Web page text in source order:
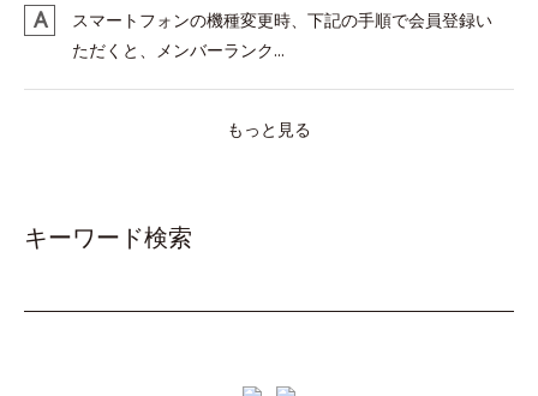
スマートフォンの機種変更時、下記の手順で会員登録い
ただくと、メンバーランク...
もっと見る
キーワード検索